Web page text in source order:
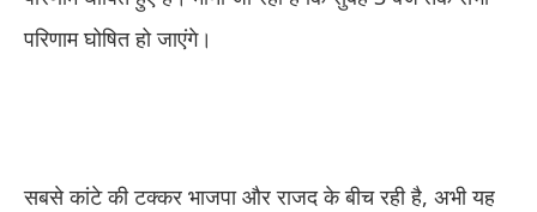
परिणाम घोषित हो जाएंगे।
सबसे कांटे की टक्कर भाजपा और राजद के बीच रही है, अभी यह